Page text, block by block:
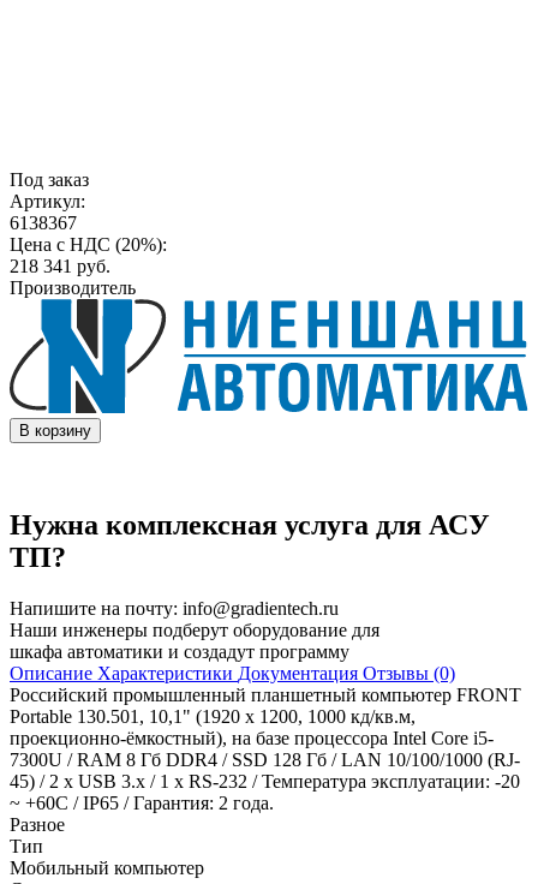
Под заказ
Артикул:
6138367
Цена с НДС (20%):
218 341 руб.
Производитель
В корзину
Нужна комплексная услуга для АСУ
ТП?
Напишите на почту: info@gradientech.ru
Наши инженеры подберут оборудование для
шкафа автоматики и создадут программу
Описание Характеристики Документация Отзывы (0)
Российский промышленный планшетный компьютер FRONT
Portable 130.501, 10,1" (1920 х 1200, 1000 кд/кв.м,
проекционно-ёмкостный), на базе процессора Intel Core i5-
7300U / RAM 8 Гб DDR4 / SSD 128 Гб / LAN 10/100/1000 (RJ-
45) / 2 x USB 3.x / 1 x RS-232 / Температура эксплуатации: -20
~ +60C / IP65 / Гарантия: 2 года.
Разное
Тип
Мобильный компьютер